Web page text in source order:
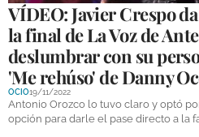
VÍDEO: Javier Crespo
la final de La Voz de
deslumbrar con su
'Me rehúso' de Danny
OCIO19/11/2022
Antonio Orozco lo tuvo claro y optó
opción para darle el pase directo a la